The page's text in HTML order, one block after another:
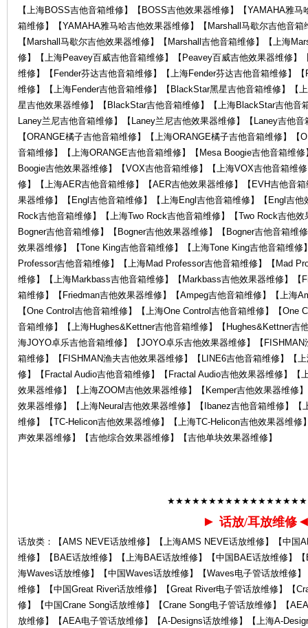
【上海BOSS吉他音箱维修】【BOSS吉他效果器维修】【YAMAHA雅
箱维修】【YAMAHA雅马哈吉他效果器维修】【Marshall马歇尔吉他音
【Marshall马歇尔吉他效果器维修】【Marshall吉他音箱维修】【上海
修】【上海Peavey百威吉他音箱维修】【Peavey百威吉他效果器维修
维修】【Fender芬达吉他音箱维修】【上海Fender芬达吉他音箱维修】
维修】【上海Fender吉他音箱维修】【BlackStar黑星吉他音箱维修】【
星吉他效果器维修】【BlackStar吉他音箱维修】【上海BlackStar吉他音
Laney兰尼吉他音箱维修】【Laney兰尼吉他效果器维修】【Laney吉他
【ORANGE橘子吉他音箱维修】【上海ORANGE橘子吉他音箱维修】
音箱维修】【上海ORANGE吉他音箱维修】【Mesa Boogie吉他音箱维
Boogie吉他效果器维修】【VOX吉他音箱维修】【上海VOX吉他音箱维
修】【上海AER吉他音箱维修】【AER吉他效果器维修】【EVH吉他音
果器维修】【Engl吉他音箱维修】【上海Engl吉他音箱维修】【Engl吉
Rock吉他音箱维修】【上海Two Rock吉他音箱维修】【Two Rock吉他
Bogner吉他音箱维修】【Bogner吉他效果器维修】【Bogner吉他音箱维
效果器维修】【Tone King吉他音箱维修】【上海Tone King吉他音箱维
Professor吉他音箱维修】【上海Mad Professor吉他音箱维修】【Mad
维修】【上海Markbass吉他音箱维修】【Markbass吉他效果器维修】【
箱维修】【Friedman吉他效果器维修】【Ampeg吉他音箱维修】【上海
【One Control吉他音箱维修】【上海One Control吉他音箱维修】【One
音箱维修】【上海Hughes&Kettner吉他音箱维修】【Hughes&Kettner吉
海JOYO卓乐吉他音箱维修】【JOYO卓乐吉他效果器维修】【
箱维修】【FISHMAN渔夫吉他效果器维修】【LINE6吉他音箱维修】【
修】【Fractal Audio吉他音箱维修】【Fractal Audio吉他效果器维修】【
效果器维修】【上海ZOOM吉他效果器维修】【Kemper吉他效果器维修
效果器维修】【上海Neural吉他效果器维修】【Ibanez吉他音箱维修】
维修】【TC-Helicon吉他效果器维修】【上海TC-Helicon吉他效果器维
声效果器维修】【吉他综合效果器维修】【吉他单块效果器维修】
► 话放/耳放维修
话放类：【AMS NEVE话放维修】【上海AMS NEVE话放维修】【中国
维修】【BAE话放维修】【上海BAE话放维修】【中国BAE话放维修】
海Waves话放维修】【中国Waves话放维修】【Waves电子管话放维修
维修】【中国Great River话放维修】【Great River电子管话放维修】【
修】【中国Crane Song话放维修】【Crane Song电子管话放维修】【
放维修】【AEA电子管话放维修】【A-Designs话放维修】【上海A-